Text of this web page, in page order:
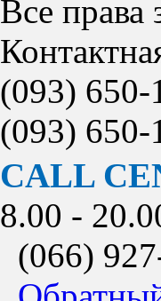
Все
(093) 650-
(093) 650-
CALL
8.00 -
(066)